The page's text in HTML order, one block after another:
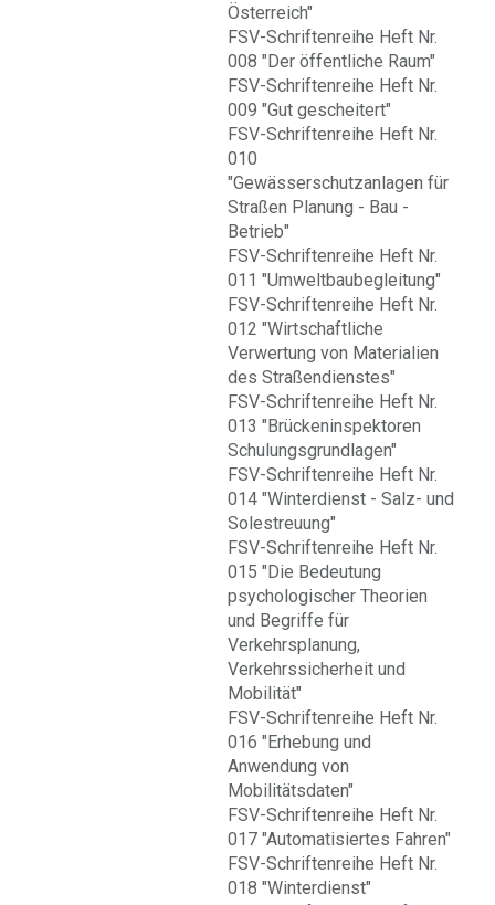
Österreich"
FSV-Schriftenreihe Heft Nr.
008 "Der öffentliche Raum"
FSV-Schriftenreihe Heft Nr.
009 "Gut gescheitert"
FSV-Schriftenreihe Heft Nr.
010
"Gewässerschutzanlagen für
Straßen Planung - Bau -
Betrieb"
FSV-Schriftenreihe Heft Nr.
011 "Umweltbaubegleitung"
FSV-Schriftenreihe Heft Nr.
012 "Wirtschaftliche
Verwertung von Materialien
des Straßendienstes"
FSV-Schriftenreihe Heft Nr.
013 "Brückeninspektoren
Schulungsgrundlagen"
FSV-Schriftenreihe Heft Nr.
014 "Winterdienst - Salz- und
Solestreuung"
FSV-Schriftenreihe Heft Nr.
015 "Die Bedeutung
psychologischer Theorien
und Begriffe für
Verkehrsplanung,
Verkehrssicherheit und
Mobilität"
FSV-Schriftenreihe Heft Nr.
016 "Erhebung und
Anwendung von
Mobilitätsdaten"
FSV-Schriftenreihe Heft Nr.
017 "Automatisiertes Fahren"
FSV-Schriftenreihe Heft Nr.
018 "Winterdienst"